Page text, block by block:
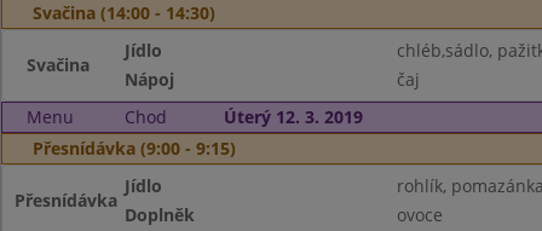
Svačina (14:00 - 14:30)
Svačina
Jídlo
chléb,sádlo,
Nápoj
čaj
Menu
Chod
Úterý 12. 3. 2019
Přesnídávka (9:00 - 9:15)
Přesnídávka
Jídlo
rohlík,
Doplněk
ovoce